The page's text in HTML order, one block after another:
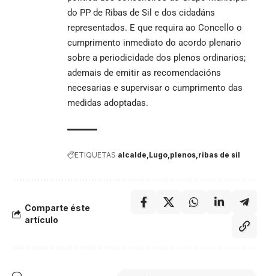
do PP de Ribas de Sil e dos cidadáns
representados. E que requira ao Concello o
cumprimento inmediato do acordo plenario
sobre a periodicidade dos plenos ordinarios;
ademais de emitir as recomendacións
necesarias e supervisar o cumprimento das
medidas adoptadas.
ETIQUETAS alcalde Lugo plenos ribas de sil
Comparte éste
artículo